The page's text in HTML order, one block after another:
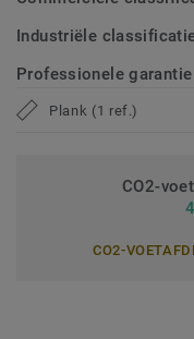
Industriële
Professionele
Plank (1 ref.)
CO2-
CO2-